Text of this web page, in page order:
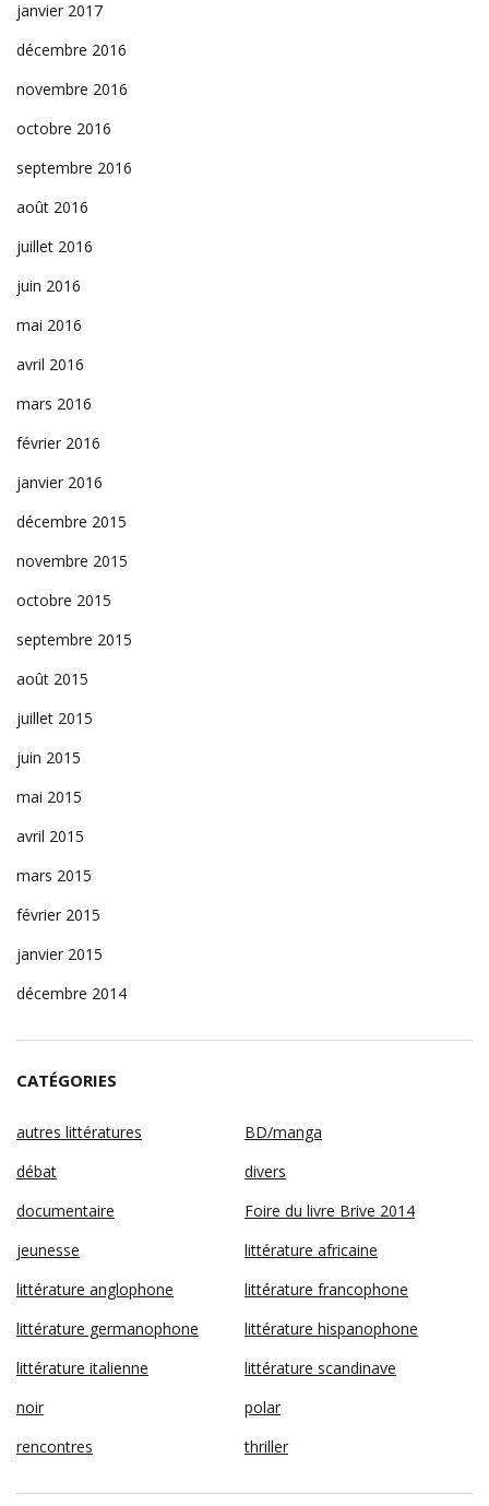
janvier 2017
décembre 2016
novembre 2016
octobre 2016
septembre 2016
août 2016
juillet 2016
juin 2016
mai 2016
avril 2016
mars 2016
février 2016
janvier 2016
décembre 2015
novembre 2015
octobre 2015
septembre 2015
août 2015
juillet 2015
juin 2015
mai 2015
avril 2015
mars 2015
février 2015
janvier 2015
décembre 2014
CATÉGORIES
autres littératures
BD/manga
débat
divers
documentaire
Foire du livre Brive 2014
jeunesse
littérature africaine
littérature anglophone
littérature francophone
littérature germanophone
littérature hispanophone
littérature italienne
littérature scandinave
noir
polar
rencontres
thriller